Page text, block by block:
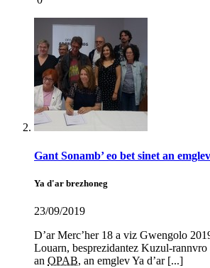
Gant Sonamb’ eo bet sinet an
Ya d'ar brezhoneg
23/09/2019
D’ar Merc’her 18 a viz Gwengolo
Louarn, besprezidantez Kuzul-
an OPAB, an emglev Ya d’ar [...]